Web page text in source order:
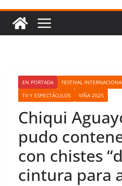
EN PORTADA
FESTIVAL
TV Y ESPECTÁCULOS
VIÑA 2025
Chiqui
pudo
con chistes
cintura para